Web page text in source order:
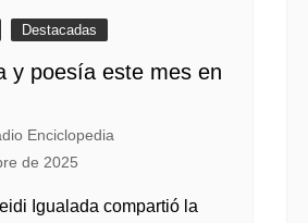
Destacadas
y poesía este mes en
Enciclopedia
de 2025
Igualada compartió la